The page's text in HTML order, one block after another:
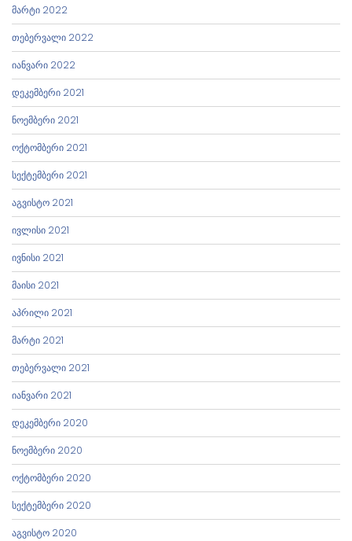
მარტი 2022
თებერვალი 2022
იანვარი 2022
დეკემბერი 2021
ნოემბერი 2021
ოქტომბერი 2021
სექტემბერი 2021
აგვისტო 2021
ივლისი 2021
ივნისი 2021
მაისი 2021
აპრილი 2021
მარტი 2021
თებერვალი 2021
იანვარი 2021
დეკემბერი 2020
ნოემბერი 2020
ოქტომბერი 2020
სექტემბერი 2020
აგვისტო 2020